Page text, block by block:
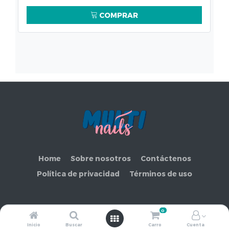
Inicio Buscar
0
Carro Cuenta
COMPRAR
Home Sobre nosotros
Contáctenos
Política de privacidad
Términos de uso
Copyright ©COMERCIAL MAKEMORE LIMITADA